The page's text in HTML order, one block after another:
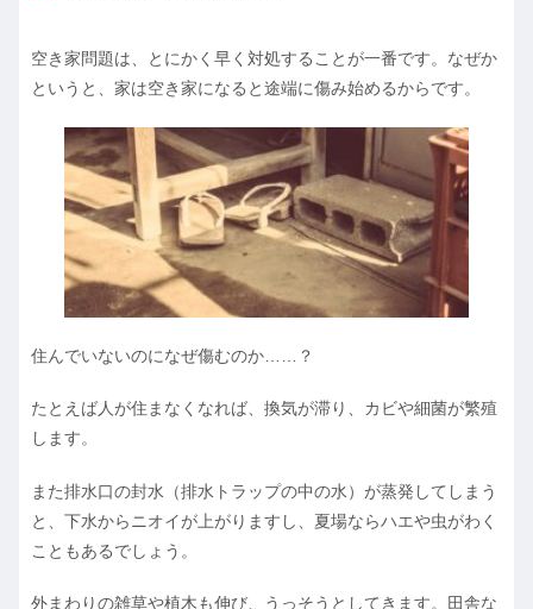
空き家問題は、とにかく早く対処することが一番です。なぜか
というと、家は空き家になると途端に傷み始めるからです。
住んでいないのになぜ傷むのか……？
たとえば人が住まなくなれば、換気が滞り、カビや細菌が繁殖
します。
また排水口の封水（排水トラップの中の水）が蒸発してしまう
と、下水からニオイが上がりますし、夏場ならハエや虫がわく
こともあるでしょう。
外まわりの雑草や植木も伸び、うっそうとしてきます。田舎な